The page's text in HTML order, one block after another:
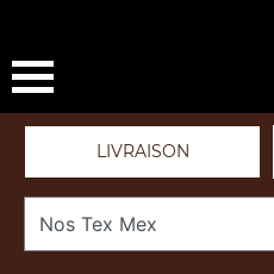
LIVRAISON